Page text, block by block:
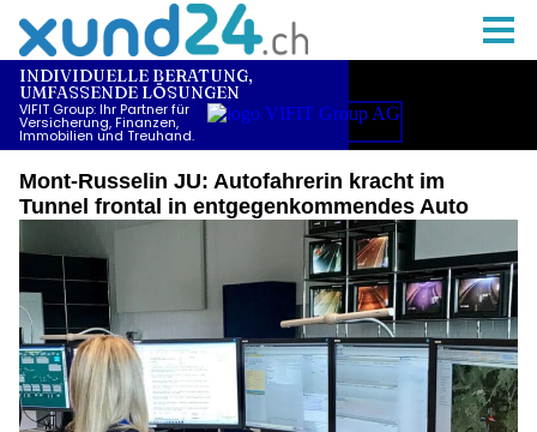
Mont-Russelin JU: Autofahrerin kracht im
Tunnel frontal in entgegenkommendes Auto